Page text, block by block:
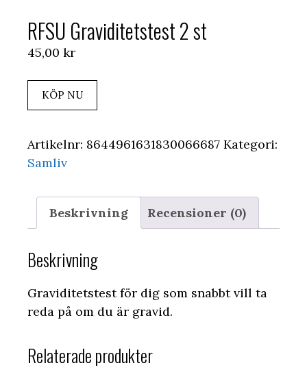
RFSU Graviditetstest 2 st
45,00 kr
KÖP NU
Artikelnr: 8644961631830066687 Kategori:
Samliv
Beskrivning Recensioner (0)
Beskrivning
Graviditetstest för dig som snabbt vill ta
reda på om du är gravid.
Relaterade produkter